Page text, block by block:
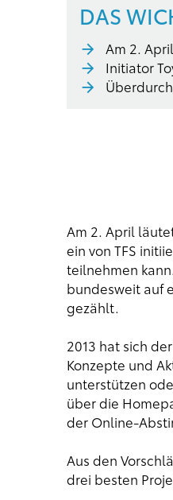
DAS
Am 2.
Initiator
Am 2. April
ein von TFS
teilnehmen
bundesweit auf
gezählt.
2013 hat sich
Konzepte und
unterstützen
über die
der Online-
Aus den
drei besten